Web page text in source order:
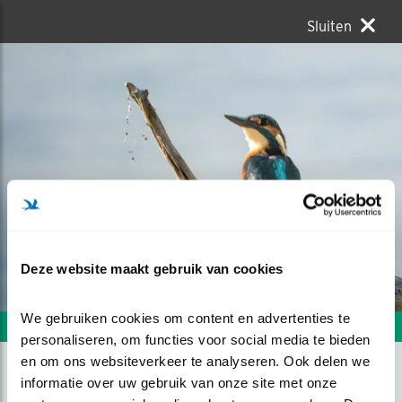
Deze website maakt gebruik van cookies
We gebruiken cookies om content en advertenties te
personaliseren, om functies voor social media te bieden
en om ons websiteverkeer te analyseren. Ook delen we
informatie over uw gebruik van onze site met onze
Sluiten
Volgende foto Vorige foto